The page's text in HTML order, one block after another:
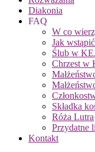
Diakonia
FAQ
W co
Jak
Ślub w
Chrzest w
Składka
Róża Lutra
Przydatne
Kontakt